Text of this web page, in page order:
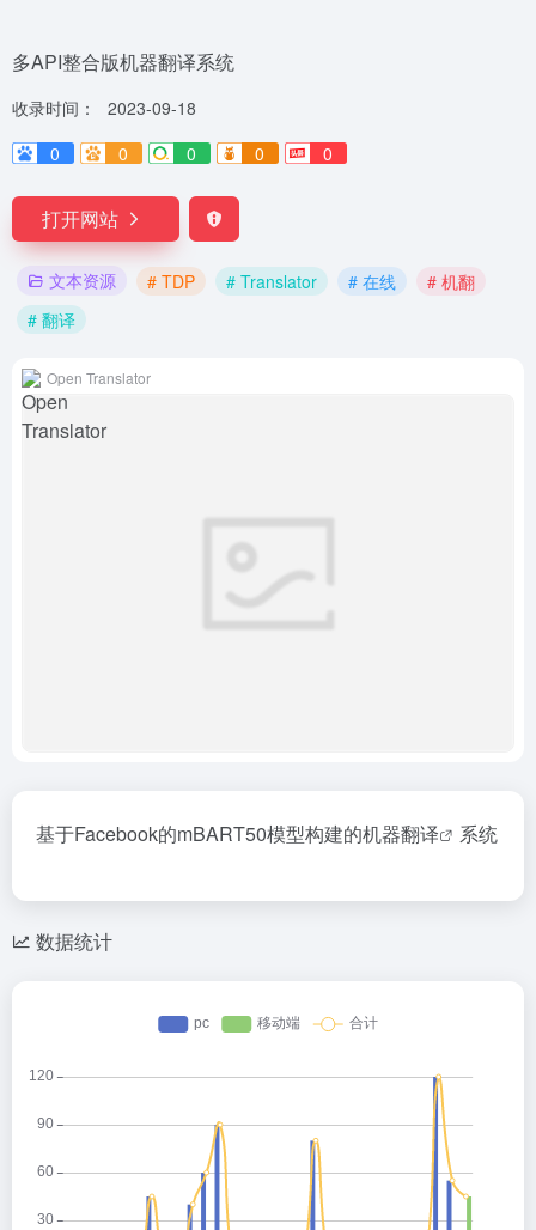
多API整合版机器翻译系统
收录时间：
2023-09-18
0
0 0 0 0
打开网站
文本资源 # TDP # Translator # 在线
# 机翻
# 翻译
Open Translator
基于Facebook的mBART50模型构建的机器翻译 系统
数据统计